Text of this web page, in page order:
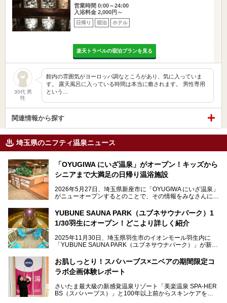
営業時間 0:00～24:00
入浴料金 2,000円～
日帰り 宿泊 ホテル
楽天トラベルの宿泊プランを見る
30代 男
性
館内の雰囲気がヨーロッパ調なところがあり、気に入っていま
す。 露天風呂に入っている時間は本当に癒されます。 男性専用
という…
関連情報から探す
埼玉県のニフティ温泉ニュース
「OYUGIWA にいざ温泉」がオープン！キッズから
シニアまで大満足の日帰り温浴施設
2026年5月27日、埼玉県新座市に「OYUGIWA にいざ温泉」
がニューオープンするとのことで、その情報をみなさんにい
メインとなる黒湯の天然温泉や本格的なサウナをはじめ、4
種類のリラックスルームやお食事処、他施設とは一線を画す
てきました！
YUBUNE SAUNA PARK（ユブネサウナパーク）1
1/30羽生にオープン！どこより詳しく紹介
2025年11月30日、埼玉県羽生市のイオンモール羽生内に
「YUBUNE SAUNA PARK（ユブネサウナパーク）」が新規
今年の4月1日から楽久屋グループの一員となった「湯舞音
（ユブネ）」が新ブランド「YUBUNE SAUNA PARK」を立
湯舞音らしいサウナにこだわった遊び心満点の"銭湯×屋外サ
ウナ"施設で、男女別のお風呂のほか、水着やサウナ着で楽
お肌しっとり！スパハーブス×ニベアの期間限定コ
ラボ企画体験レポート
さいたま最大級の新感覚温泉リゾート「美楽温泉 SPA-HER
BS（スパハーブス）」と100年以上前からスキンケアを考